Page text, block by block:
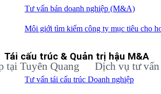
Tư vấn bán doanh nghiệp (M&A)
Môi giới tìm kiếm công ty mục tiêu cho
Tái cấu trúc & Quản trị hậu M&A
Tư vấn tái cấu trúc Doanh nghiệp
Quang Dịch vụ tư vấn kêu